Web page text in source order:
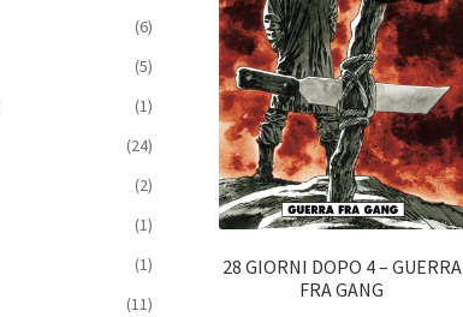
28 GIORNI DOPO 4 – GUERRA
FRA GANG
(6)
(5)
(1)
(24)
(2)
(1)
(1)
(11)